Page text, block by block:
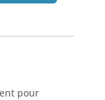
pour